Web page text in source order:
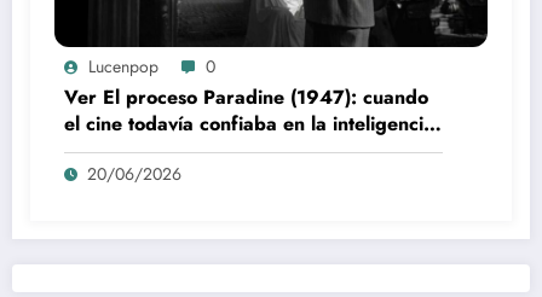
Lucenpop 0
Ver El proceso Paradine (1947): cuando
el cine todavía confiaba en la inteligencia
del espectador
20/06/2026